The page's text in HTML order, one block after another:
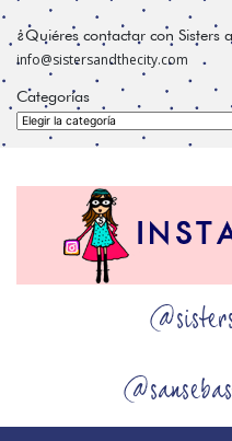
¿Quiéres contactar con Sisters
info@sistersandthecity.com
Categorías
Categorías